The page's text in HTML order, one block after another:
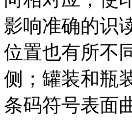
影响准确的识
位置也有所不
侧；罐装和瓶
条码符号表面